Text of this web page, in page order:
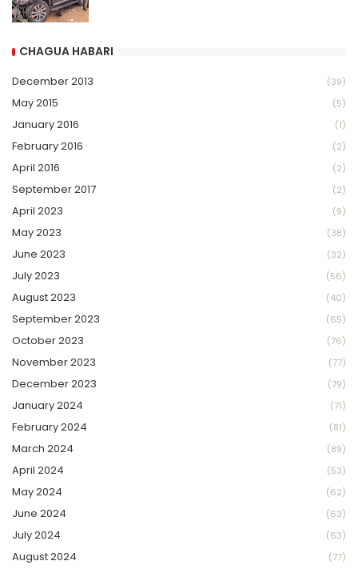
CHAGUA HABARI
December 2013 (39)
May 2015 (5)
January 2016 (1)
February 2016 (2)
April 2016 (2)
September 2017 (2)
April 2023 (9)
May 2023 (38)
June 2023 (32)
July 2023 (56)
August 2023 (40)
September 2023 (65)
October 2023 (76)
November 2023 (77)
December 2023 (79)
January 2024 (71)
February 2024 (81)
March 2024 (89)
April 2024 (53)
May 2024 (62)
June 2024 (63)
July 2024 (63)
August 2024 (77)